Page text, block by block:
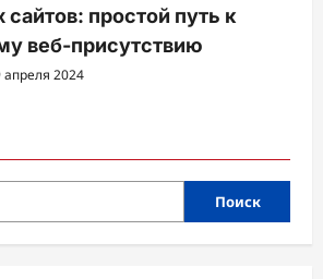
простой путь к
веб-присутствию
апреля 2024
Поиск